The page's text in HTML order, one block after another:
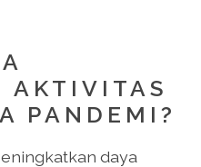
AKTIVITAS
PANDEMI?
daya